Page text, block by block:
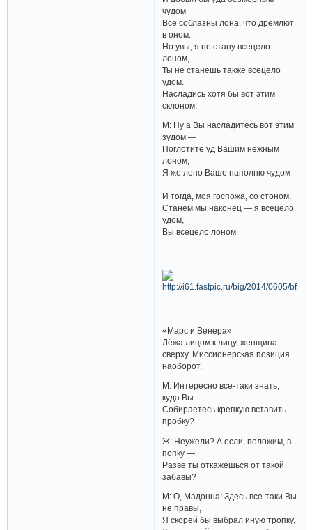
чудом
Все соблазны лона, что дремлют
в оном.
Но увы, я не стану всецело
лоном,
Ты не станешь также всецело
удом.
Насладись хотя бы вот этим
склоном.
М: Ну а Вы насладитесь вот этим
зудом —
Поглотите уд Вашим нежным
лоном,
Я же лоно Ваше наполню чудом
—
И тогда, моя госпожа, со стоном,
Станем мы наконец — я всецело
удом,
Вы всецело лоном.
«Марс и Венера»
Лёжа лицом к лицу, женщина
сверху. Миссионерская позиция
наоборот.
М: Интересно все-таки знать,
куда Вы
Собираетесь крепкую вставить
пробку?
Ж: Неужели? А если, положим, в
попку —
Разве ты откажешься от такой
забавы?
М: О, Мадонна! Здесь все-таки Вы
не правы,
Я скорей бы выбрал иную тропку,